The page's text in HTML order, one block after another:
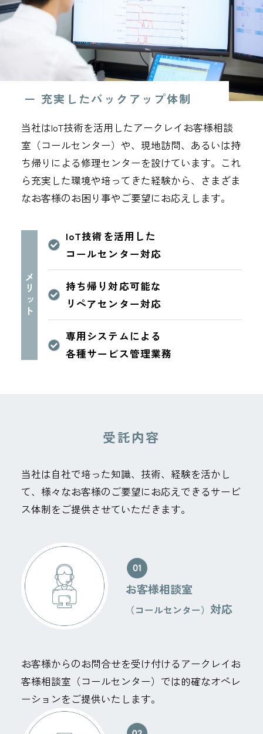
ー 充実したバックアップ体制
当社はIoT技術を活用したアークレイお客様相談
室（コールセンター）や、現地訪問、あるいは持
ち帰りによる修理センターを設けています。これ
ら充実した環境や培ってきた経験から、さまざま
なお客様のお困り事やご要望にお応えします。
メリット
IoT技術を活用した
コールセンター対応
持ち帰り対応可能な
リペアセンター対応
専用システムによる
各種サービス管理業務
受託内容
当社は自社で培った知識、技術、経験を活かし
て、様々なお客様のご要望にお応えできるサービ
ス体制をご提供させていただきます。
お客様相談室
（コールセンター） 対応
お客様からのお問合せを受け付けるアークレイお
客様相談室（コールセンター）では的確なオペレ
ーションをご提供いたします。